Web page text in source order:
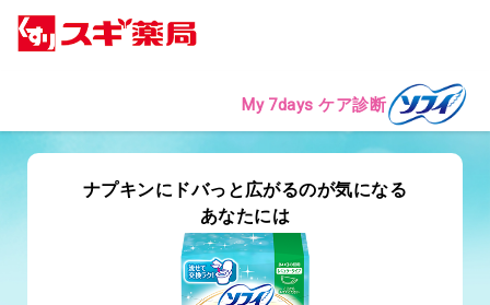
My 7days ケア診断
ナプキンにドバっと広がるのが気になる
あなたには